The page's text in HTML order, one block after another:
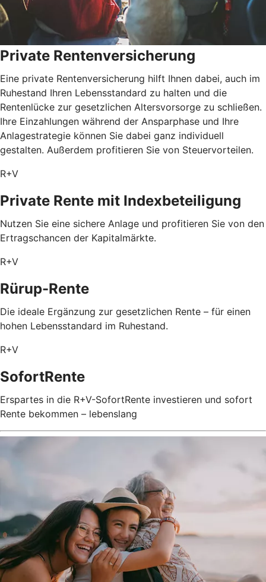
Private Rentenversicherung
Eine private Rentenversicherung hilft Ihnen dabei, auch im
Ruhestand Ihren Lebensstandard zu halten und die
Rentenlücke zur gesetzlichen Altersvorsorge zu schließen.
Ihre Einzahlungen während der Ansparphase und Ihre
Anlagestrategie können Sie dabei ganz individuell
gestalten. Außerdem profitieren Sie von Steuervorteilen.
R+V
Private Rente mit Index­beteiligung
Nutzen Sie eine sichere Anlage und profitieren Sie von den
Ertragschancen der Kapitalmärkte.
R+V
Rürup-Rente
Die ideale Ergänzung zur gesetzlichen Rente – für einen
hohen Lebensstandard im Ruhestand.
R+V
SofortRente
Erspartes in die R+V-SofortRente investieren und sofort
Rente bekommen – lebenslang